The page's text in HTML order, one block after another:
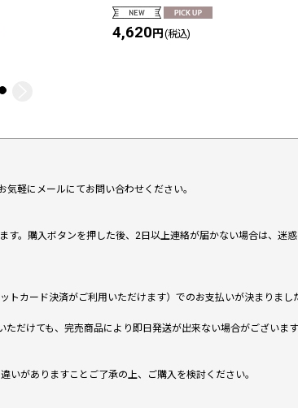
4,620円 (税込)
軽にメールにてお問い合わせください。
。購入ボタンを押した後、2日以上連絡が届かない場合は、迷
カード決済がご利用いただけます）でのお支払いが決まりまし
だけても、完売商品により即日発送が出来ない場合がございま
いがありますことご了承の上、ご購入を検討ください。